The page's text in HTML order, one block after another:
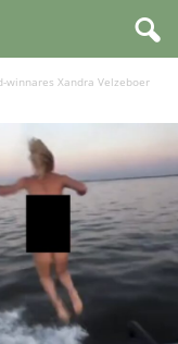
winnares Xandra Velzeboer